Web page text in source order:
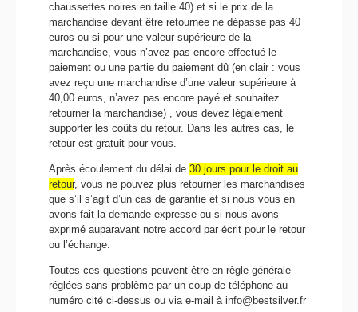
chaussettes noires en taille 40) et si le prix de la
marchandise devant être retournée ne dépasse pas 40
euros ou si pour une valeur supérieure de la
marchandise, vous n’avez pas encore effectué le
paiement ou une partie du paiement dû (en clair : vous
avez reçu une marchandise d’une valeur supérieure à
40,00 euros, n’avez pas encore payé et souhaitez
retourner la marchandise) , vous devez légalement
supporter les coûts du retour. Dans les autres cas, le
retour est gratuit pour vous.
Après écoulement du délai de 30 jours pour le droit au
retour, vous ne pouvez plus retourner les marchandises
que s’il s’agit d’un cas de garantie et si nous vous en
avons fait la demande expresse ou si nous avons
exprimé auparavant notre accord par écrit pour le retour
ou l’échange.
Toutes ces questions peuvent être en règle générale
réglées sans problème par un coup de téléphone au
numéro cité ci-dessus ou via e-mail à info@bestsilver.fr